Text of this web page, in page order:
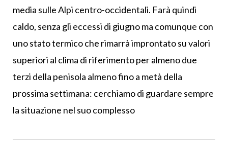
media sulle Alpi centro-occidentali. Farà quindi
caldo, senza gli eccessi di giugno ma comunque con
uno stato termico che rimarrà improntato su valori
superiori al clima di riferimento per almeno due
terzi della penisola almeno fino a metà della
prossima settimana: cerchiamo di guardare sempre
la situazione nel suo complesso